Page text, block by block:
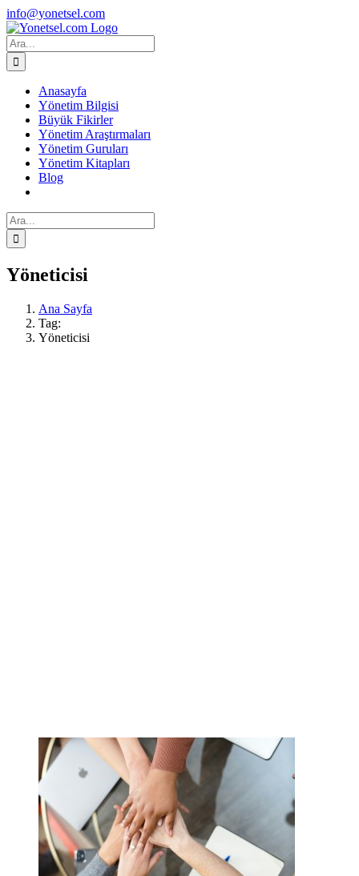
Skip
to
content
Facebook
X
Instagram
info@yonetsel.com
Ara:
Anasayfa
Yönetim Bilgisi
Büyük Fikirler
Yönetim Araştırmaları
Yönetim Guruları
Yönetim Kitapları
Blog
Ara:
Yöneticisi
Ana Sayfa
Tag:
Yöneticisi